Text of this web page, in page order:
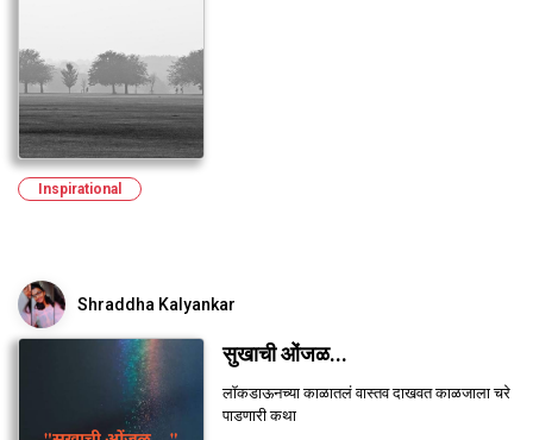
Inspirational
Shraddha Kalyankar
सुखाची ओंजळ...
लॉकडाऊनच्या काळातलं वास्तव दाखवत काळजाला चरे
पाडणारी कथा